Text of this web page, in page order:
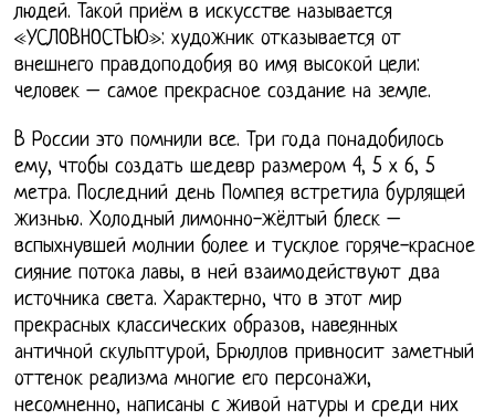
людей. Такой приём в искусстве называется
«УСЛОВНОСТЬЮ»: художник отказывается от
внешнего правдоподобия во имя высокой цели:
человек – самое прекрасное создание на земле.
В России это помнили все. Три года понадобилось
ему, чтобы создать шедевр размером 4, 5 х 6, 5
метра. Последний день Помпея встретила бурлящей
жизнью. Холодный лимонно-жёлтый блеск –
вспыхнувшей молнии более и тусклое горяче-красное
сияние потока лавы, в ней взаимодействуют два
источника света. Характерно, что в этот мир
прекрасных классических образов, навеянных
античной скульптурой, Брюллов привносит заметный
оттенок реализма многие его персонажи,
несомненно, написаны с живой натуры и среди них